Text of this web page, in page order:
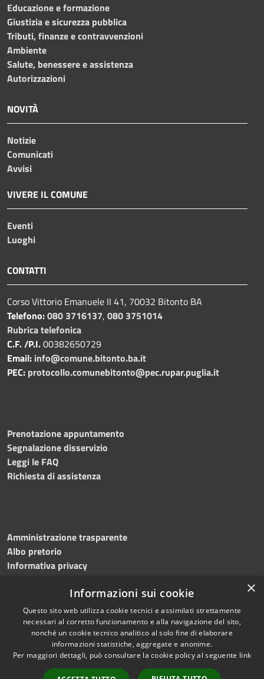
Educazione e formazione
Giustizia e sicurezza pubblica
Tributi, finanze e contravvenzioni
Ambiente
Salute, benessere e assistenza
Autorizzazioni
NOVITÀ
Notizie
Comunicati
Avvisi
VIVERE IL COMUNE
Eventi
Luoghi
CONTATTI
Corso Vittorio Emanuele II 41, 70032 Bitonto BA
Telefono:080 3716137, 080 3751014
Rubrica telefonica
C.F. /P.I.00382650729
Email: info@comune.bitonto.ba.it
PEC: protocollo.comunebitonto@pec.rupar.puglia.it
Prenotazione appuntamento
Segnalazione disservizio
Leggi le FAQ
Richiesta di assistenza
Amministrazione trasparente
Albo pretorio
Informativa privacy
Dichiarazione di accessibilità Meccanismo di feedback
RSS
Accessibilità
Copyright © 2026 • Comune di
×
Informazioni sui cookie
Questo sito web utilizza cookie tecnici e assimilati strettamente
necessari al corretto funzionamento e alla navigazione del sito,
nonché un cookie tecnico analitico al solo fine di elaborare
informazioni statistiche, aggregate e anonime.
Per maggiori dettagli, può consultare la cookie policy al seguente link